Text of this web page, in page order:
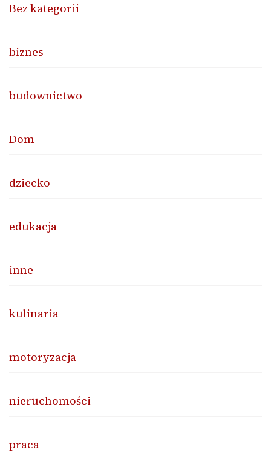
Bez kategorii
biznes
budownictwo
Dom
dziecko
edukacja
inne
kulinaria
motoryzacja
nieruchomości
praca